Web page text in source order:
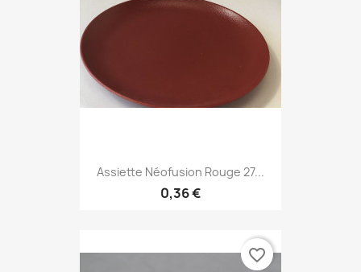
Assiette Néofusion Rouge 27...
0,36 €
favorite_border